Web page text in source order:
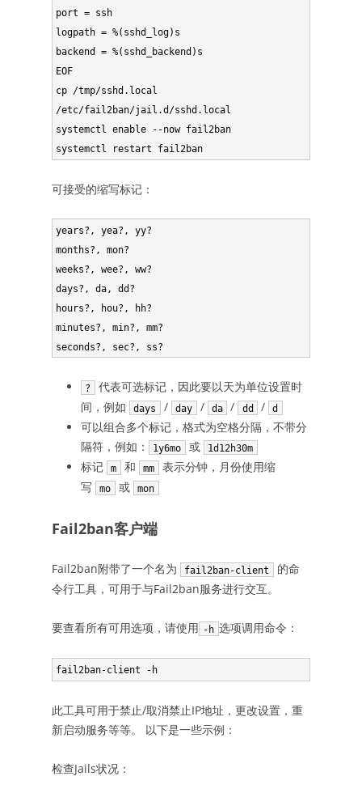
port = ssh
logpath = %(sshd_log)s
backend = %(sshd_backend)s
EOF
cp /tmp/sshd.local
/etc/fail2ban/jail.d/sshd.local
systemctl enable --now fail2ban
systemctl restart fail2ban
可接受的缩写标记：
years?, yea?, yy?
months?, mon?
weeks?, wee?, ww?
days?, da, dd?
hours?, hou?, hh?
minutes?, min?, mm?
?
代表可选标记，因此要以天为单位设置时
间，例如
days / day / da / dd / d
可以组合多个标记，格式为空格分隔，不带分
隔符，例如：
1y6mo 或 1d12h30m
标记 m 和 mm
表示分钟，月份使用缩
写
mo 或 mon
Fail2ban客户端
Fail2ban附带了一个名为 fail2ban-client
的命
令行工具，可用于与Fail2ban服务进行交互。
要查看所有可用选项，请使用 -h 选项调用命令：
fail2ban-client -h
此工具可用于禁止/取消禁止IP地址，更改设置，重
新启动服务等等。 以下是一些示例：
检查Jails状况：